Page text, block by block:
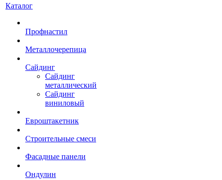
Каталог
Профнастил
Металлочерепица
Сайдинг
Сайдинг
металлический
Сайдинг
виниловый
Евроштакетник
Строительные смеси
Фасадные панели
Ондулин